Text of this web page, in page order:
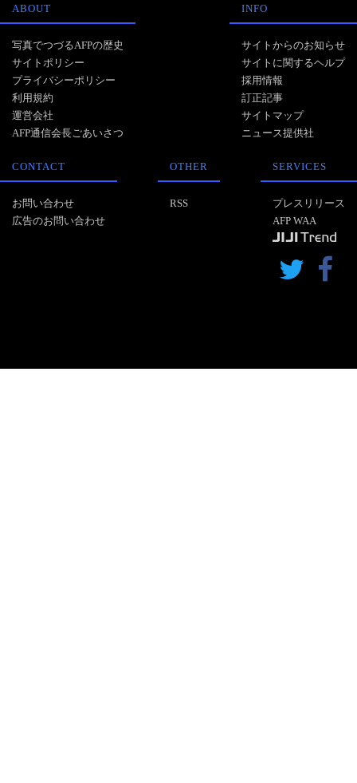
ABOUT
写真でつづるAFPの歴史
サイトポリシー
プライバシーポリシー
利用規約
運営会社
AFP通信会長ごあいさつ
INFO
サイトからのお知らせ
サイトに関するヘルプ
採用情報
訂正記事
サイトマップ
ニュース提供社
CONTACT
お問い合わせ
広告のお問い合わせ
OTHER
RSS
SERVICES
プレスリリース
AFP WAA